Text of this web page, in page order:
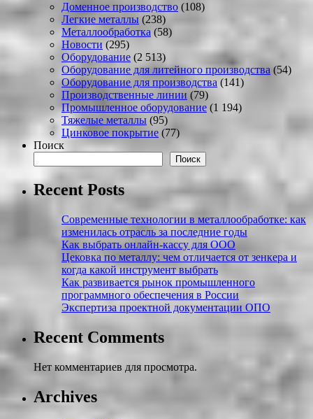
Доменное производство (108)
Легкие металлы (238)
Металлообработка (58)
Новости (295)
Оборудование (2 513)
Оборудование для литейного производства (54)
Оборудование для производства (141)
Производственные линии (79)
Промышленное оборудование (1 194)
Тяжелые металлы (95)
Цинковое покрытие (77)
Поиск
Поиск
Recent Posts
Современные технологии в металлообработке: как
изменилась отрасль за последние годы
Как выбрать онлайн-кассу для ООО
Цековка по металлу: чем отличается от зенкера и
когда какой инструмент выбрать
Как развивается рынок промышленного
программного обеспечения в России
Экспертиза проектной документации ОПО
Recent Comments
Нет комментариев для просмотра.
Archives